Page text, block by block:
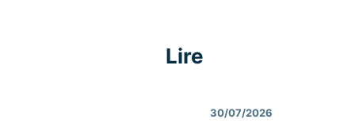
Lire
30/07/2026